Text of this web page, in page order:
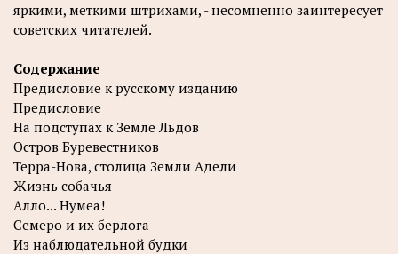
яркими, меткими штрихами, - несомненно заинтересует
советских читателей.
Содержание
Предисловие к русскому изданию
Предисловие
На подступах к Земле Льдов
Остров Буревестников
Терра-Нова, столица Земли Адели
Жизнь собачья
Алло... Нумеа!
Семеро и их берлога
Из наблюдательной будки